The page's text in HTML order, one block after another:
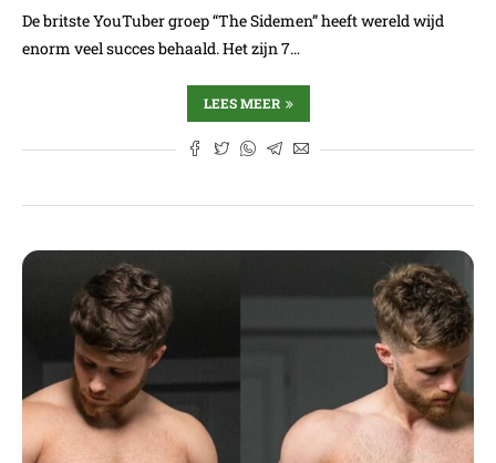
De britste YouTuber groep “The Sidemen” heeft wereld wijd
enorm veel succes behaald. Het zijn 7…
LEES MEER